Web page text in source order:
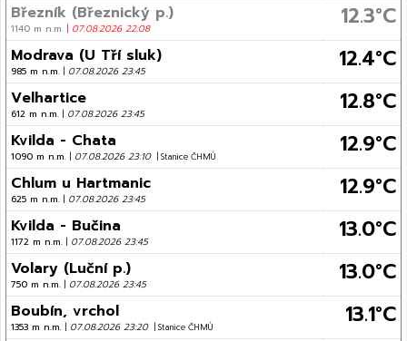
Březník (Březnický p.)
1140 m n.m. | 07.08.2026 22:08 12.3°C
Modrava (U Tří sluk)
985 m n.m. | 07.08.2026 23:45 12.4°C
Velhartice
612 m n.m. | 07.08.2026 23:45 12.8°C
Kvilda - Chata
1090 m n.m. | 07.08.2026 23:10 | Stanice ČHMÚ 12.9°C
Chlum u Hartmanic
625 m n.m. | 07.08.2026 23:45 12.9°C
Kvilda - Bučina
1172 m n.m. | 07.08.2026 23:45 13.0°C
Volary (Luční p.)
750 m n.m. | 07.08.2026 23:45 13.0°C
Boubín, vrchol
1353 m n.m. | 07.08.2026 23:20 | Stanice ČHMÚ 13.1°C